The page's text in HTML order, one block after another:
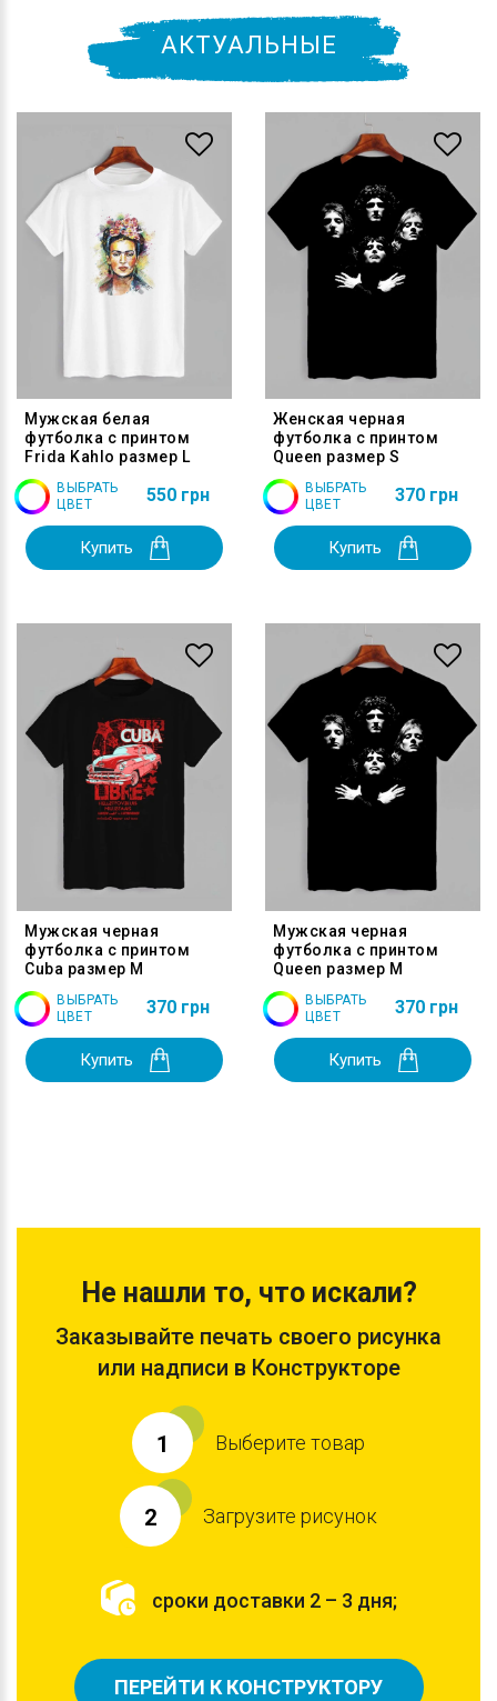
АКТУАЛЬНЫЕ
Мужская белая
футболка с принтом
Frida Kahlo размер L
ВЫБРАТЬ
ЦВЕТ
550 грн
Купить
Женская черная
футболка с принтом
Queen размер S
ВЫБРАТЬ
ЦВЕТ
370 грн
Купить
Мужская черная
футболка с принтом
Cuba размер M
ВЫБРАТЬ
ЦВЕТ
370 грн
Купить
Мужская черная
футболка с принтом
Queen размер M
ВЫБРАТЬ
ЦВЕТ
370 грн
Купить
Не нашли то, что искали?
Заказывайте печать своего рисунка
или надписи в Конструкторе
1 Выберите товар
2 Загрузите рисунок
сроки доставки 2 – 3 дня;
ПЕРЕЙТИ К КОНСТРУКТОРУ